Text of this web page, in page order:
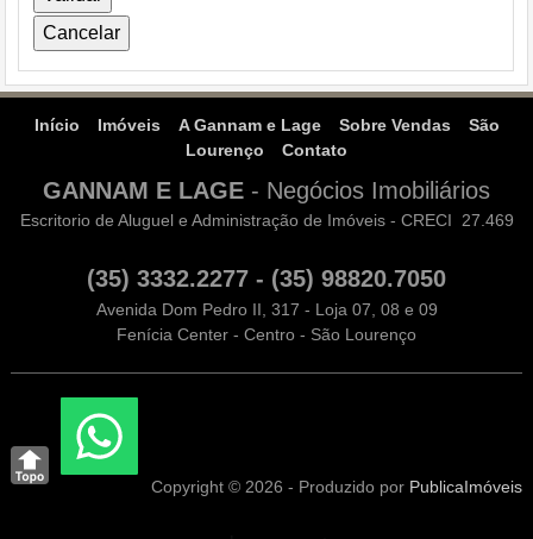
Início Imóveis A Gannam e Lage Sobre Vendas
São
Lourenço
Contato
GANNAM E LAGE - Negócios Imobiliários
Escritorio de Aluguel e Administração de Imóveis - CRECI 27.469
(35) 3332.2277 - (35) 98820.7050
Avenida Dom Pedro II, 317 - Loja 07, 08 e 09
Fenícia Center - Centro - São Lourenço
Copyright © 2026 - Produzido por PublicaImóveis